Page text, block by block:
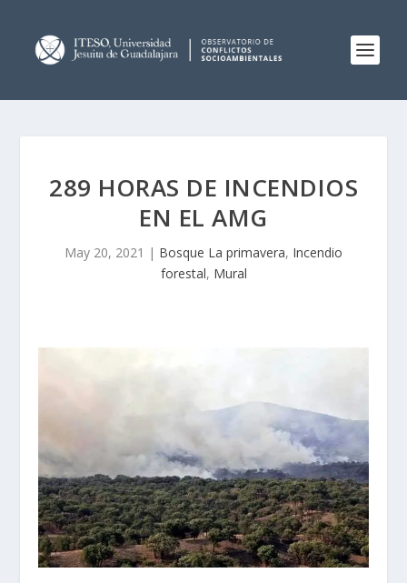
289 HORAS DE INCENDIOS
EN EL AMG
May 20, 2021 | Bosque La primavera, Incendio
forestal, Mural